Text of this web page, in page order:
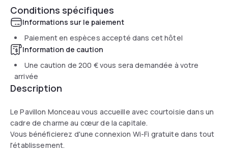
Conditions spécifiques
Informations sur le paiement
Paiement en espèces accepté dans cet hôtel
Information de caution
Une caution de200 €vous sera demandée à votre
arrivée
Description
Le Pavillon Monceau vous accueille avec courtoisie dans un
cadre de charme au cœur de la capitale.
Vous bénéficierez d'une connexion Wi-Fi gratuite dans tout
l'établissement.